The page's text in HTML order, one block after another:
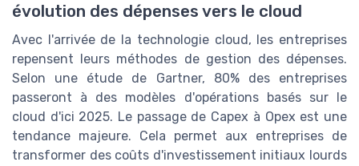
évolution des dépenses vers le cloud
Avec l'arrivée de la technologie cloud, les entreprises
repensent leurs méthodes de gestion des dépenses.
Selon une étude de Gartner, 80% des entreprises
passeront à des modèles d'opérations basés sur le
cloud d'ici 2025. Le passage de Capex à Opex est une
tendance majeure. Cela permet aux entreprises de
transformer des coûts d'investissement initiaux lourds